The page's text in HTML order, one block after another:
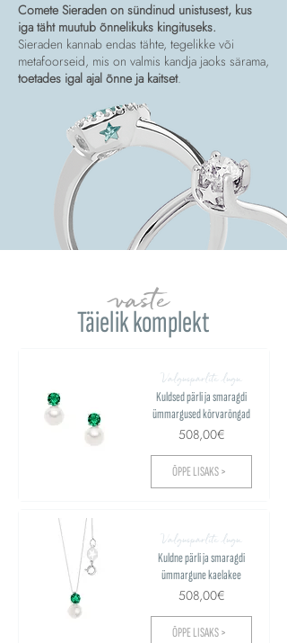
Comete Sieraden on sündinud unistusest, kus
iga täht muutub õnnelikuks kingituseks.
Sieraden kannab endas tähte, tegelikke või
metafoorseid, mis on valmis kandja jaoks särama,
toetades igal ajal õnne ja kaitset.
Täielik komplekt
vaste
Valguspärlite lugu
Kuldsed pärli ja smaragdi
ümmargused kõrvarõngad
508,00€
ÕPPE LISAKS >
Valguspärlite lugu
Kuldne pärli ja smaragdi
ümmargune kaelakee
508,00€
ÕPPE LISAKS >